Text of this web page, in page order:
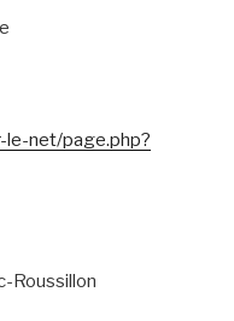
net/page.php?
Roussillon